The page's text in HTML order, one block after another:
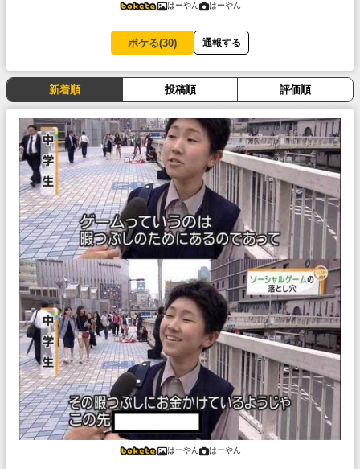
はーやん はーやん
ボケる(30) 通報する
新着順 投稿順 評価順
はーやん はーやん